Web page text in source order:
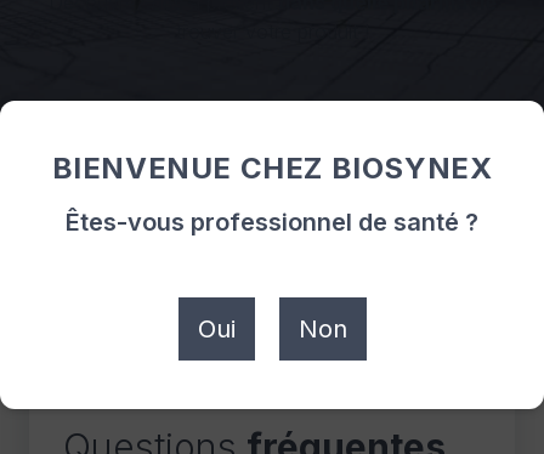
BIENVENUE CHEZ BIOSYNEX
Êtes-vous professionnel de santé ?
Oui Non